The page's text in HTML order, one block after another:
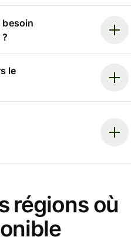
besoin
le
régions où